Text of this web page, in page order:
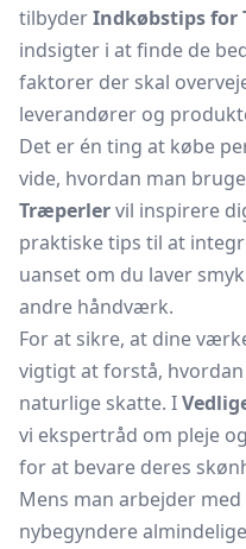
tilbyderIndkøbstips for
indsigter i at finde de
faktorer der skal
leverandører og
Det er én ting at købe
vide, hvordan man
Træperlervil inspirere
praktiske tips til at
uanset om du laver
andre håndværk.
For at sikre, at dine
vigtigt at forstå,
naturlige skatte. I
vi ekspertråd om pleje
for at bevare deres
Mens man arbejder
nybegyndere